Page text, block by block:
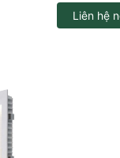
Liên hệ